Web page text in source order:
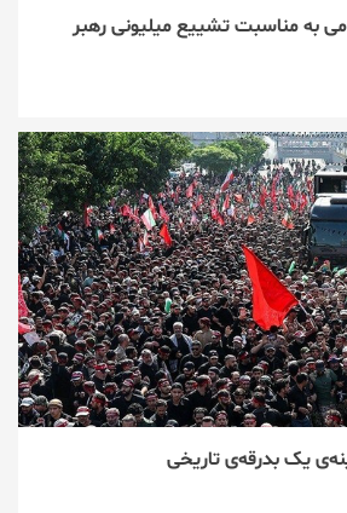
به مناسبت تشییع میلیونی رهبر
یک بدرقه‌ی تاریخی